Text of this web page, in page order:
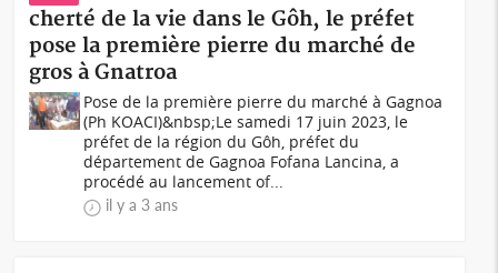
cherté de la vie dans le Gôh, le préfet
pose la première pierre du marché de
gros à Gnatroa
Pose de la première pierre du marché à Gagnoa
(Ph KOACI)&nbsp;Le samedi 17 juin 2023, le
préfet de la région du Gôh, préfet du
département de Gagnoa Fofana Lancina, a
procédé au lancement of...
il y a 3 ans